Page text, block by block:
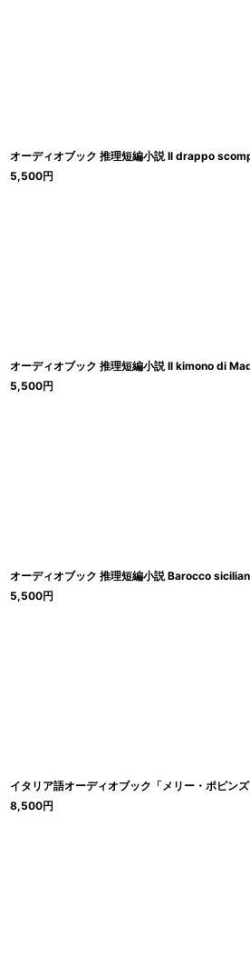
オーディオブック 推理短編小説 Il drappo
5,500円
オーディオブック 推理短編小説 Il kimono di
5,500円
オーディオブック 推理短編小説 Barocco
5,500円
イタリア語オーディオブック「メリー・ポピ
8,500円